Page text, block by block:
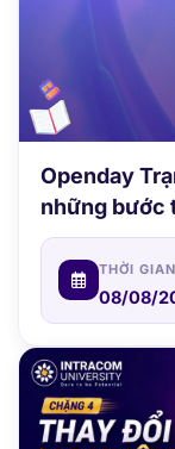
Openday
những bước
THỜI
08/08/